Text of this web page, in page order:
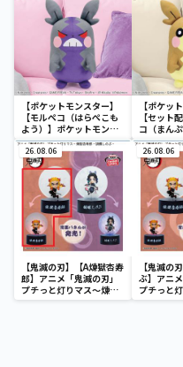
【ポケットモンスター】
【モルペコ（はらぺこも
よう）】ポケットモンス
ター めちゃもふぐっとぬ
いぐるみ～モルペコ（は
らぺこもよう）～
【ポケッ
【セット
コ（まん
ポケット
ゃもふぐ
～モルペ
よう）～
26.08.06
【鬼滅の刃】【A煉獄杏寿
郎】アニメ「鬼滅の刃」
プチっと灯りマス～煉獄
杏寿郎・胡蝶しのぶ～
26.08.06
【鬼滅の
ぶ】アニ
プチっと
杏寿郎・